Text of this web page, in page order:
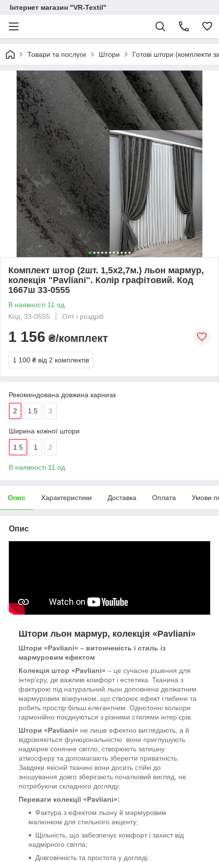
Інтернет магазин "VR-Textil"
Товари та послуги Штори Готові штори (комплекти
Комплект штор (2шт. 1,5х2,7м.) льон мармур,
колекція "Pavliani". Колір графітовий. Код
1667ш 33-0555
В наявності 11 од.
Код: 33-0555
Опт і роздріб
1 156 ₴/комплект
1 100 ₴ від 2 комплектів
Рекомендована довжина карниза
2 1.5 3
Ширина кожної штори
1.5 1 2
В наявності 11 од.
Опис Характеристики Доставка Оплата Умови
Опис
Штори льон мармур, колекція «Pavliani»
Штори «Pavliani» – витонченість і стиль із
мармуровим ефектом
Колекція штор «Pavliani» – це сучасне рішення для
інтер’єру, де важливі комфорт і естетика. Тканина з
фактурою під натуральний льон доповнена делікатним
мармуровим візерунком, що створює ефект глибини та
робить простір більш елегантним. Однотонні кольори
гармонійно поєднуються з різними стилями інтер’єрів.
Штори «Pavliani» не лише ефектно виглядають, а й
відрізняються функціональністю: вони приглушують
надмірне сонячне світло, створюють затишну
атмосферу та допомагають зберегти приватність.
Завдяки якісній тканині вони досить стійкі до
зношування довго зберігають початковий вигляд, не
потребуючи складного догляду.
Переваги колекції «Pavliani»:
Фактура з ефектом льону й мармуровим
малюнком для стильного акценту;
Щільність, що забезпечує комфорт і захист від
надмірного світла;
Довговічність та простота у догляді;